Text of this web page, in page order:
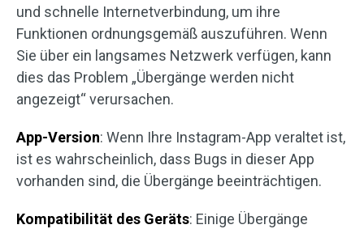
und schnelle Internetverbindung, um ihre
Funktionen ordnungsgemäß auszuführen. Wenn
Sie über ein langsames Netzwerk verfügen, kann
dies das Problem „Übergänge werden nicht
angezeigt“ verursachen.
App-Version: Wenn Ihre Instagram-App veraltet ist,
ist es wahrscheinlich, dass Bugs in dieser App
vorhanden sind, die Übergänge beeinträchtigen.
Kompatibilität des Geräts: Einige Übergänge